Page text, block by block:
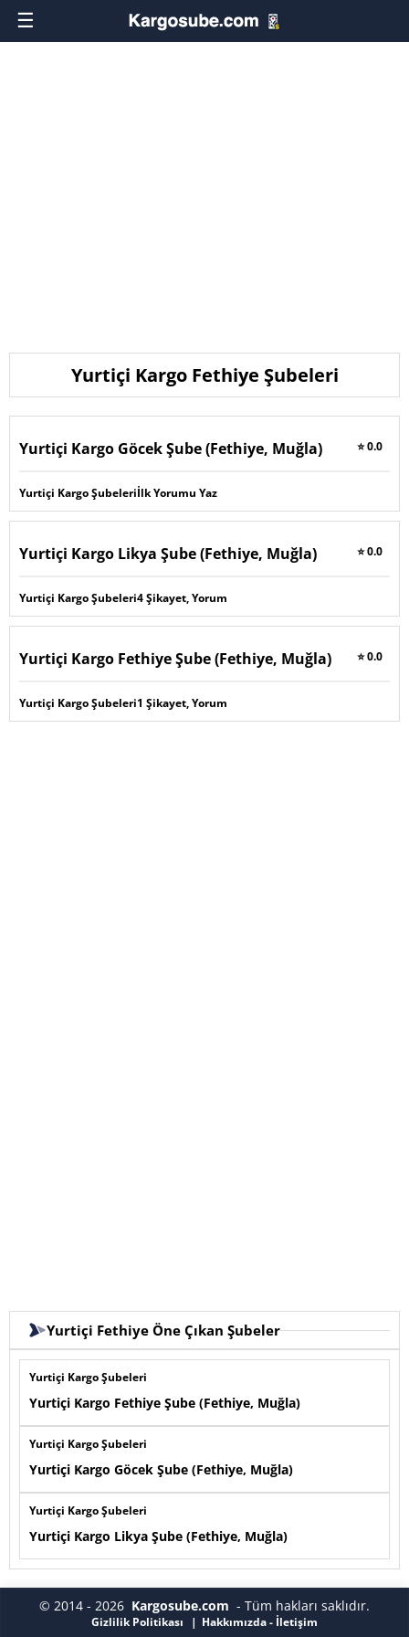
☰
Yurtiçi Kargo Fethiye Şubeleri
Yurtiçi Kargo Göcek Şube (Fethiye, Muğla) ⭐ 0.0
Yurtiçi Kargo Şubeleriİlk Yorumu Yaz
Yurtiçi Kargo Likya Şube (Fethiye, Muğla) ⭐ 0.0
Yurtiçi Kargo Şubeleri4 Şikayet, Yorum
Yurtiçi Kargo Fethiye Şube (Fethiye, Muğla) ⭐ 0.0
Yurtiçi Kargo Şubeleri1 Şikayet, Yorum
Yurtiçi Fethiye Öne Çıkan Şubeler
Yurtiçi Kargo Şubeleri
Yurtiçi Kargo Fethiye Şube (Fethiye, Muğla)
Yurtiçi Kargo Şubeleri
Yurtiçi Kargo Göcek Şube (Fethiye, Muğla)
Yurtiçi Kargo Şubeleri
Yurtiçi Kargo Likya Şube (Fethiye, Muğla)
© 2014 - 2026 Kargosube.com - Tüm hakları saklıdır.
Gizlilik Politikası Hakkımızda - İletişim